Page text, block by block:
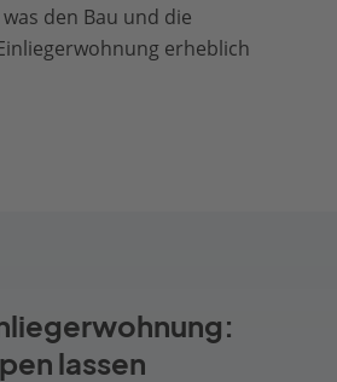
den Bau und die
erheblich
lassen